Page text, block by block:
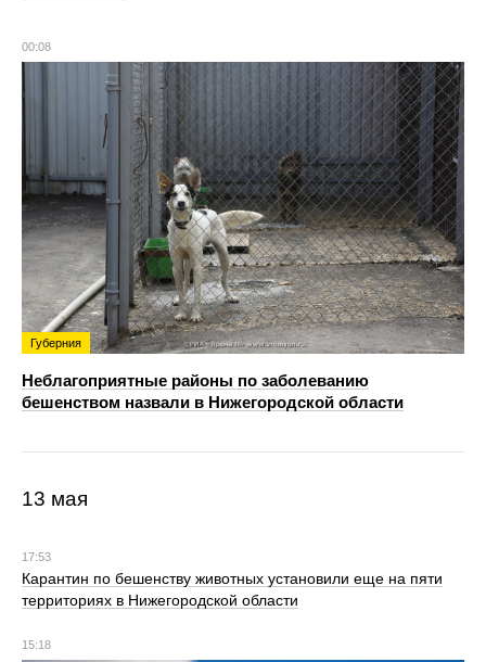
00:08
Губерния
Неблагоприятные районы по заболеванию
бешенством назвали в Нижегородской области
13 мая
17:53
Карантин по бешенству животных установили еще на пяти
территориях в Нижегородской области
15:18